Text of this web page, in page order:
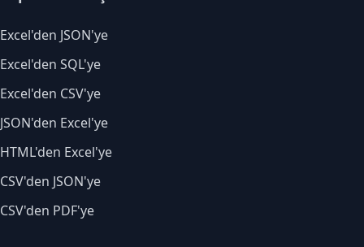
Excel'den JSON'ye
Excel'den SQL'ye
Excel'den CSV'ye
JSON'den Excel'ye
HTML'den Excel'ye
CSV'den JSON'ye
CSV'den PDF'ye